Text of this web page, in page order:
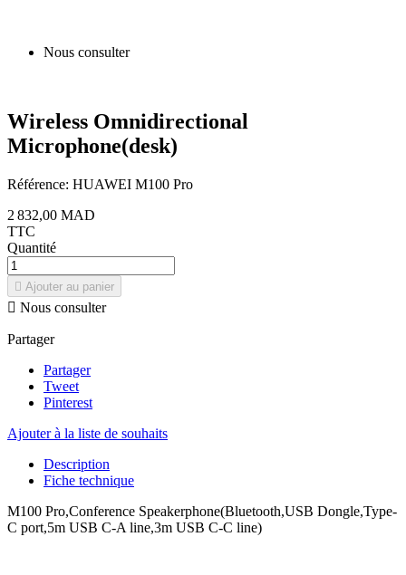
Nous consulter
Wireless Omnidirectional
Microphone(desk)
Référence: HUAWEI M100 Pro
2 832,00 MAD
TTC
Quantité
 Ajouter au panier
 Nous consulter
Partager
Partager
Tweet
Pinterest
Ajouter à la liste de souhaits
Description
Fiche technique
M100 Pro,Conference Speakerphone(Bluetooth,USB Dongle,Type-
C port,5m USB C-A line,3m USB C-C line)